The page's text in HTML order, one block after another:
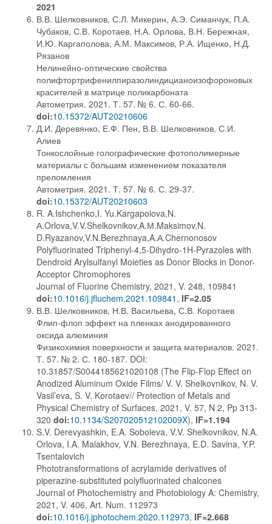
2021
В.В. Шелковников, С.Л. Микерин, А.Э. Симанчук, П.А.
Чубаков, С.В. Коротаев, Н.А. Орлова, В.Н. Бережная,
И.Ю. Каргаполова, А.М. Максимов, Р.А. Ищенко, Н.Д.
Рязанов
Нелинейно-оптические свойства
полифтортрифенилпиразолиндицианоизофороновых
красителей в матрице поликарбоната
Автометрия. 2021. Т. 57. № 6. С. 60-66.
doi:10.15372/AUT20210606
Д.И. Деревянко, Е.Ф. Пен, В.В. Шелковников, С.И.
Алиев
Тонкослойные голографические фотополимерные
материалы с большим изменением показателя
преломления
Автометрия. 2021. Т. 57. № 6. С. 29-37.
doi:10.15372/AUT20210603
R. A.Ishchenko,I. Yu.Kargapolova,N.
А.Orlova,V.V.Shelkovnikov,A.М.Maksimov,N.
D.Ryazanov,V.N.Berezhnaya,A.А.Chernonosov
Polyfluorinated Triphenyl-4,5-Dihydro-1H-Pyrazoles with
Dendroid Arylsulfanyl Moieties as Donor Blocks in Donor-
Acceptor Chromophores
Journal of Fluorine Chemistry, 2021, V. 248, 109841
doi:10.1016/j.jfluchem.2021.109841 , IF=2.05
В.В. Шелковников, Н.В. Васильева, С.В. Коротаев
Флип-флоп эффект на пленках анодированного
оксида алюминия
Физикохимия поверхности и защита материалов. 2021.
Т. 57. № 2. С. 180-187. DOI:
10.31857/S0044185621020108 (The Flip-Flop Effect on
Anodized Aluminum Oxide Films/ V. V. Shelkovnikov, N. V.
Vasil’eva, S. V. Korotaev// Protection of Metals and
Physical Chemistry of Surfaces, 2021, V. 57, N 2, Pp 313-
320 doi:10.1134/S207020512102009X), IF=1.194
S.V. Derevyashkin, E.A. Soboleva, V.V. Shelkovnikov, N.A.
Orlova, I.A. Malakhov, V.N. Berezhnaya, E.D. Savina, Y.P.
Tsentalovich
Phototransformations of acrylamide derivatives of
piperazine-substituted polyfluorinated chalcones
Journal of Photochemistry and Photobiology A: Chemistry,
2021, V. 406, Art. Num. 112973
doi:10.1016/j.jphotochem.2020.112973, IF=2.668